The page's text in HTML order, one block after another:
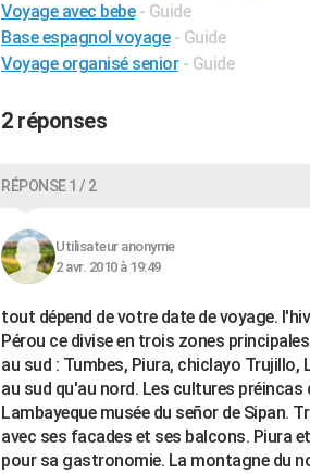
Voyage avec bebe - Guide
Base espagnol voyage - Guide
Voyage organisé senior - Guide
2 réponses
RÉPONSE 1 / 2
Utilisateur anonyme
2 avr. 2010 à 19:49
tout dépend de votre date de voyage.
Pérou ce divise en trois zones
au sud : Tumbes, Piura, chiclayo Trujillo,
au sud qu'au nord. Les cultures
Lambayeque musée du señor de Sipan.
avec ses facades et ses balcons. Piura
pour sa gastronomie. La montagne du